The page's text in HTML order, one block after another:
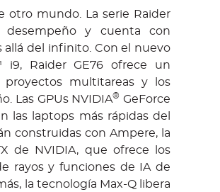
otro mundo. La serie Raider
desempeño y cuenta con
allá del infinito. Con el nuevo
i9, Raider GE76 ofrece un
multitareas y los
Las GPUs NVIDIA® GeForce
las laptops más rápidas del
construidas con Ampere, la
de NVIDIA, que ofrece los
rayos y funciones de IA de
la tecnología Max-Q libera